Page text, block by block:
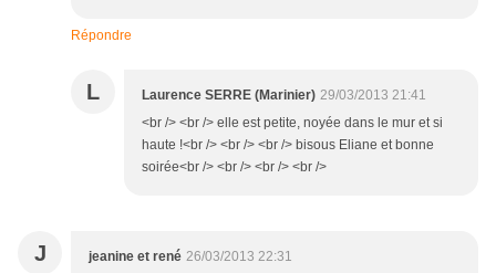
Répondre
L Laurence SERRE (Marinier) 29/03/2013 21:41
<br /> <br /> elle est petite, noyée dans le mur et si
haute !<br /> <br /> <br /> bisous Eliane et bonne
soirée<br /> <br /> <br /> <br />
J jeanine et rené 26/03/2013 22:31